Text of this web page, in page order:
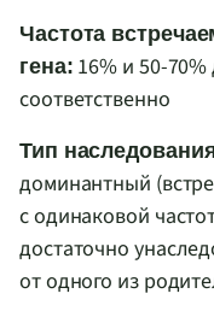
Частота
гена: 16% и 50-
соответственно
Тип
доминантный
с одинаковой
достаточно
от одного из